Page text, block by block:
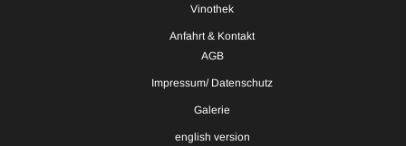
Vinothek
Anfahrt & Kontakt
AGB
Impressum/ Datenschutz
Galerie
english version